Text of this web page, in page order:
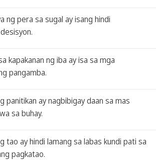
ng pera sa sugal ay isang hindi
kapakanan ng iba ay isa sa mga
pangamba.
panitikan ay nagbibigay daan sa mas
sa buhay.
tao ay hindi lamang sa labas kundi pati sa
pagkatao.